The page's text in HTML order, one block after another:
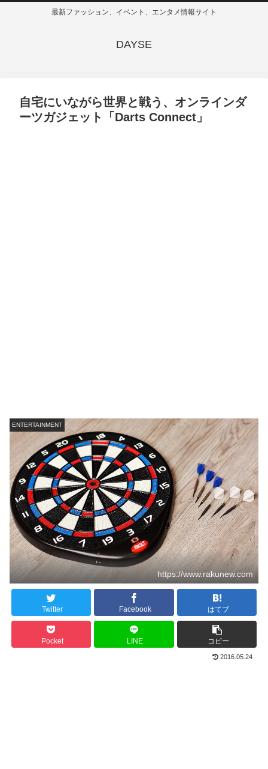
最新ファッション、イベント、エンタメ情報サイト
DAYSE
自宅にいながら世界と戦う、オンラインダ
ーツガジェット「Darts Connect」
ENTERTAINMENT
https://www.rakunew.com
Twitter Facebook はてブ
Pocket LINE コピー
2016.05.24